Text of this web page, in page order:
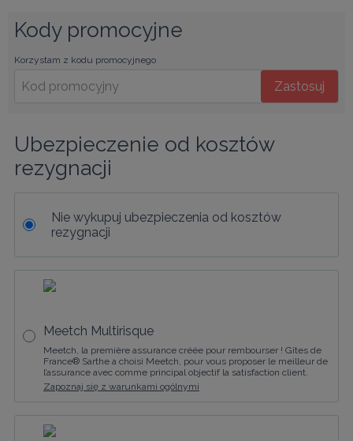
Kody promocyjne
Korzystam z kodu promocyjnego
Zastosuj
Ubezpieczenie od kosztów
rezygnacji
Nie wykupuj ubezpieczenia od kosztów
rezygnacji
Meetch Multirisque
Meetch, la première assurance créée pour rembourser ! Gîtes de
France® Sarthe a choisi Meetch, pour vous proposer le meilleur de
l’assurance avec comme principal objectif la satisfaction client.
Zapoznaj się z warunkami ogólnymi